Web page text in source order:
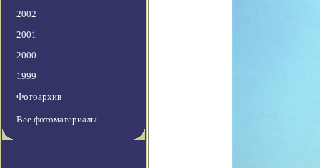
2002
2001
2000
1999
Фотоархив
Все фотоматериалы